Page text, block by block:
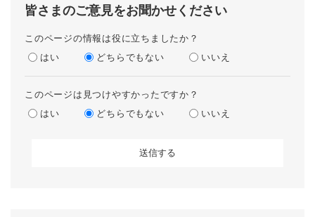
皆さまのご意見をお聞かせください
このページの情報は役に立ちましたか？
はい
どちらでもない いいえ
このページは見つけやすかったですか？
はい
どちらでもない いいえ